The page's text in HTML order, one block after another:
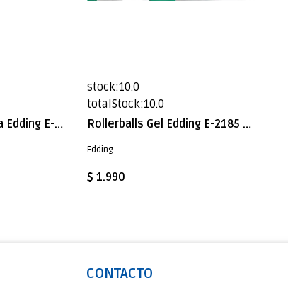
Marcador Porcelana Edding E-4200 Verde
stock:10.0
totalStock:10.0
Rollerballs Gel Edding E-2185 Verde
Edding
$ 1.990
CONTACTO